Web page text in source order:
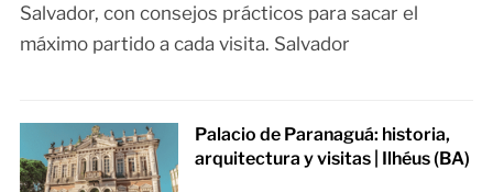
Salvador, con consejos prácticos para sacar el
máximo partido a cada visita. Salvador
Palacio de Paranaguá: historia,
arquitectura y visitas | Ilhéus (BA)